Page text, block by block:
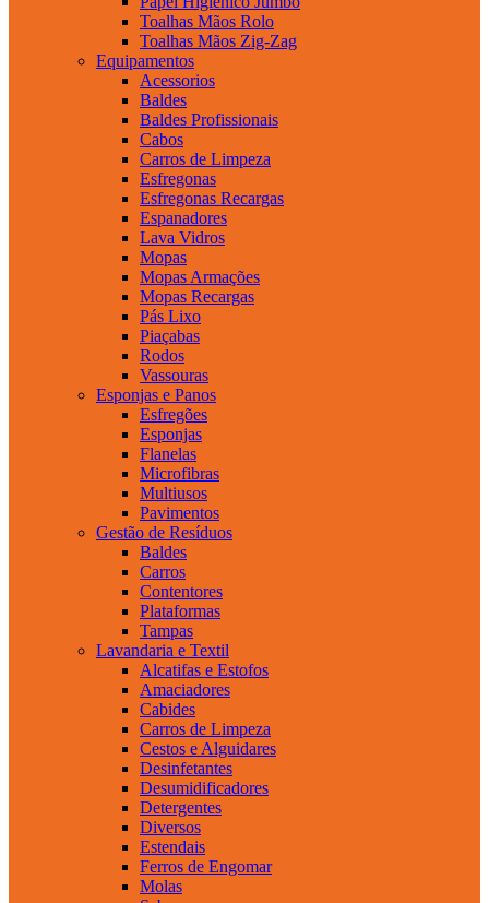
Toalhas Mãos Rolo
Toalhas Mãos Zig-Zag
Equipamentos
Acessorios
Baldes
Baldes Profissionais
Cabos
Carros de Limpeza
Esfregonas
Esfregonas Recargas
Espanadores
Lava Vidros
Mopas
Mopas Armações
Mopas Recargas
Pás Lixo
Piaçabas
Rodos
Vassouras
Esponjas e Panos
Esfregões
Esponjas
Flanelas
Microfibras
Multiusos
Pavimentos
Gestão de Resíduos
Baldes
Carros
Contentores
Plataformas
Tampas
Lavandaria e Textil
Alcatifas e Estofos
Amaciadores
Cabides
Carros de Limpeza
Cestos e Alguidares
Desinfetantes
Desumidificadores
Detergentes
Diversos
Estendais
Ferros de Engomar
Molas